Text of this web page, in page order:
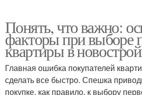
Понять, что важно:
факторы при выборе
квартиры в
Главная ошибка покупателей
сделать все быстро. Спешка
покупке, как правило, к выбору